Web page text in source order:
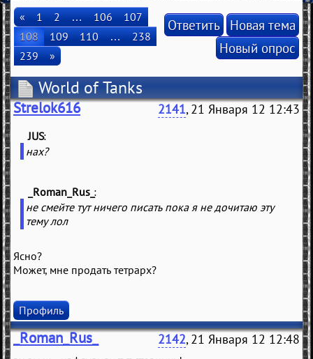
« 1 2 … 106
107
108
109 110 …
238
239
»
Ответить Новая тема
Новый опрос
World of Tanks
Strelok616 2141, 21 Января 12 12:43
(JUS
нах?
_Roman_Rus_
не смейте тут ничего писать пока я не дочитаю эту
тему лол
Ясно?
Может, мне продать тетрарх?
Профиль
_Roman_Rus_ 2142, 21 Января 12 12:48